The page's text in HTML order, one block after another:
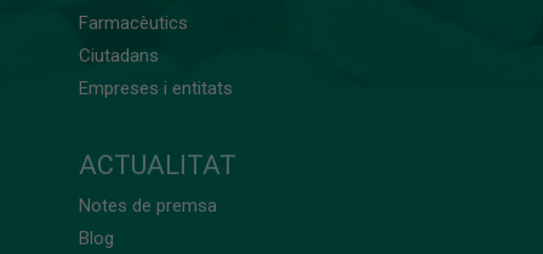
Farmacèutics
Ciutadans
Empreses i entitats
ACTUALITAT
Notes de premsa
Blog